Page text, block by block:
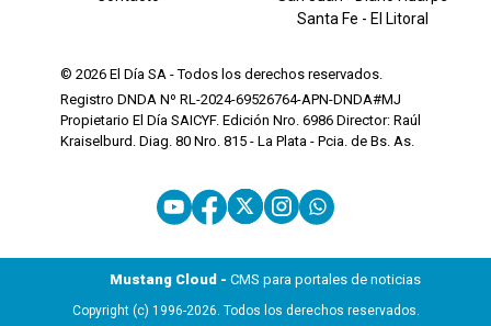
Santa Fe - El Litoral
© 2026 El Día SA - Todos los derechos reservados.
Registro DNDA Nº RL-2024-69526764-APN-DNDA#MJ
Propietario El Día SAICYF. Edición Nro. 6986 Director: Raúl
Kraiselburd. Diag. 80 Nro. 815 - La Plata - Pcia. de Bs. As.
Mustang Cloud - CMS para portales de noticias
Copyright (c) 1996-2026. Todos los derechos reservados.